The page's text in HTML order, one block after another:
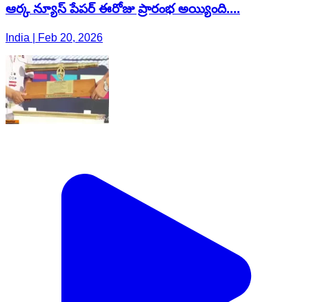
ఆర్క న్యూస్ పేపర్ ఈరోజు ప్రారంభ అయ్యింది....
India | Feb 20, 2026